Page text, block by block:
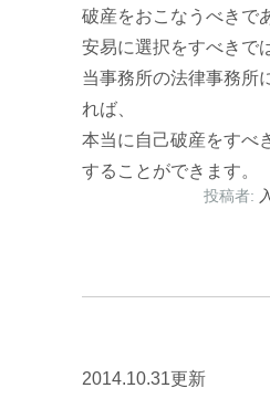
破産をおこなうべきで
安易に選択をすべきで
当事務所の法律事務所
れば、
本当に自己破産をすべ
することができます。
投稿者:
2014.10.31更新